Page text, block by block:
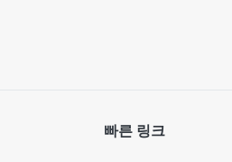
빠른 링크